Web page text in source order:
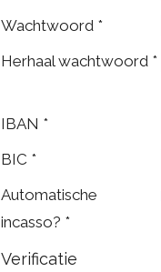
Wachtwoord *
Herhaal wachtwoord *
IBAN *
BIC *
Automatische
incasso? *
Verificatie